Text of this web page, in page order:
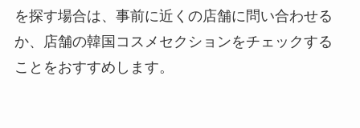
を探す場合は、事前に近くの店舗に問い合わせる
か、店舗の韓国コスメセクションをチェックする
ことをおすすめします。